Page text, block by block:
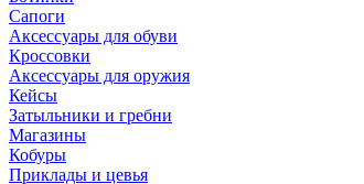
Сапоги
Аксессуары для обуви
Кроссовки
Аксессуары для оружия
Кейсы
Затыльники и гребни
Магазины
Кобуры
Приклады и цевья